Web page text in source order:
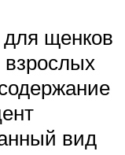
щенков
вид